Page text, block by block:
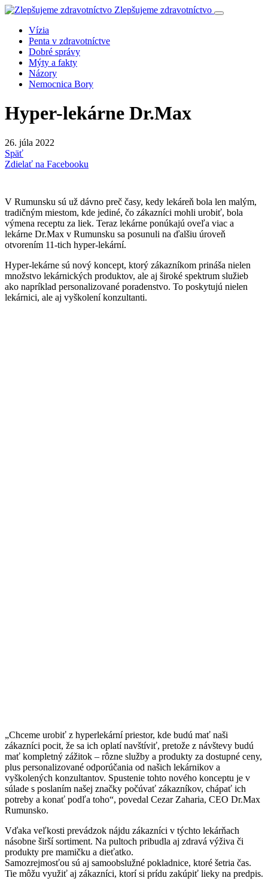
Zlepšujeme zdravotníctvo
Vízia
Penta v zdravotníctve
Dobré správy
Mýty a fakty
Názory
Nemocnica Bory
Hyper-lekárne Dr.Max
26. júla 2022
Späť
Zdielať na Facebooku
V Rumunsku sú už dávno preč časy, kedy lekáreň bola len malým,
tradičným miestom, kde jediné, čo zákazníci mohli urobiť, bola
výmena receptu za liek. Teraz lekárne ponúkajú oveľa viac a
lekárne Dr.Max v Rumunsku sa posunuli na ďalšiu úroveň
otvorením 11-tich hyper-lekární.
Hyper-lekárne sú nový koncept, ktorý zákazníkom prináša nielen
množstvo lekárnických produktov, ale aj široké spektrum služieb
ako napríklad personalizované poradenstvo. To poskytujú nielen
lekárnici, ale aj vyškolení konzultanti.
„Chceme urobiť z hyperlekární priestor, kde budú mať naši
zákazníci pocit, že sa ich oplatí navštíviť, pretože z návštevy budú
mať kompletný zážitok – rôzne služby a produkty za dostupné ceny,
plus personalizované odporúčania od našich lekárnikov a
vyškolených konzultantov. Spustenie tohto nového konceptu je v
súlade s poslaním našej značky počúvať zákazníkov, chápať ich
potreby a konať podľa toho“, povedal Cezar Zaharia, CEO Dr.Max
Rumunsko.
Vďaka veľkosti prevádzok nájdu zákazníci v týchto lekárňach
násobne širší sortiment. Na pultoch pribudla aj zdravá výživa či
produkty pre mamičku a dieťatko.
Samozrejmosťou sú aj samoobslužné pokladnice, ktoré šetria čas.
Tie môžu využiť aj zákazníci, ktorí si prídu zakúpiť lieky na predpis.